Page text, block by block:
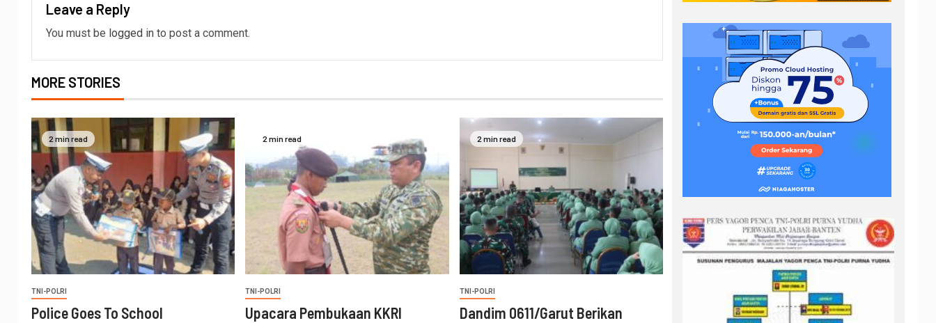
Leave a Reply
You must be logged in to post a comment.
MORE STORIES
2 min read
TNI-POLRI
Police Goes To School
2 min read
TNI-POLRI
Upacara Pembukaan KKRI
2 min read
TNI-POLRI
‎Dandim 0611/Garut Berikan